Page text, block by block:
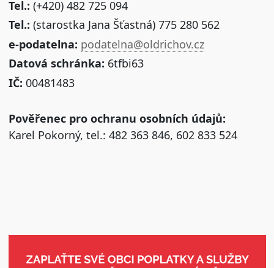
Tel.: (+420) 482 725 094
Tel.: (starostka Jana Šťastná) 775 280 562
e-podatelna: podatelna@oldrichov.cz
Datová schránka: 6tfbi63
IČ: 00481483
Pověřenec pro ochranu osobních údajů:
Karel Pokorný, tel.: 482 363 846, 602 833 524